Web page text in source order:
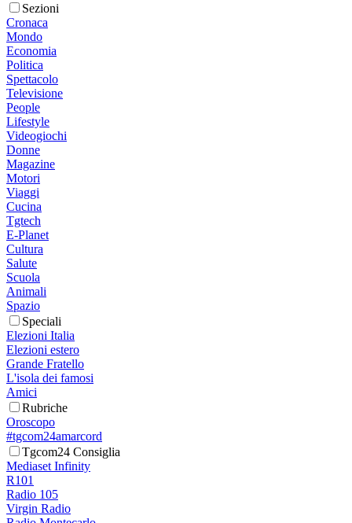
Sezioni
Cronaca
Mondo
Economia
Politica
Spettacolo
Televisione
People
Lifestyle
Videogiochi
Donne
Magazine
Motori
Viaggi
Cucina
Tgtech
E-Planet
Cultura
Salute
Scuola
Animali
Spazio
Speciali
Elezioni Italia
Elezioni estero
Grande Fratello
L'isola dei famosi
Amici
Rubriche
Oroscopo
#tgcom24amarcord
Tgcom24 Consiglia
Mediaset Infinity
R101
Radio 105
Virgin Radio